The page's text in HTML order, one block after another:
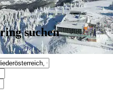
suchen